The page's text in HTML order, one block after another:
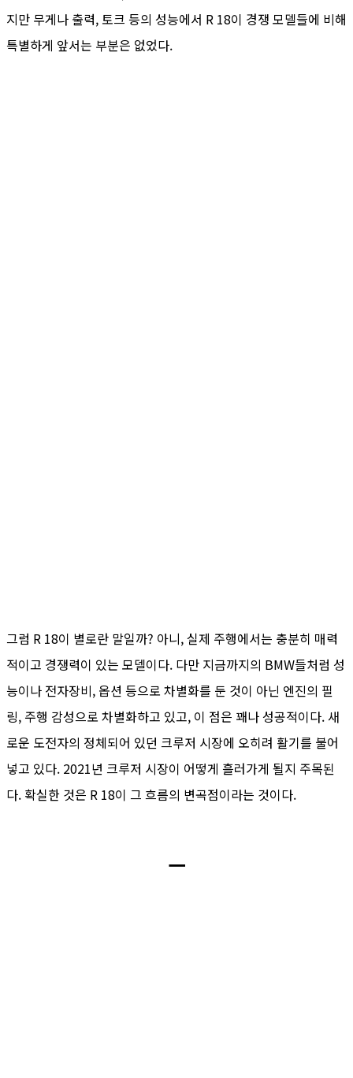
지만 무게나 출력, 토크 등의 성능에서 R 18이 경쟁 모델들에 비해
특별하게 앞서는 부분은 없었다.
그럼 R 18이 별로란 말일까? 아니, 실제 주행에서는 충분히 매력
적이고 경쟁력이 있는 모델이다. 다만 지금까지의 BMW들처럼 성
능이나 전자장비, 옵션 등으로 차별화를 둔 것이 아닌 엔진의 필
링, 주행 감성으로 차별화하고 있고, 이 점은 꽤나 성공적이다. 새
로운 도전자의 정체되어 있던 크루저 시장에 오히려 활기를 불어
넣고 있다. 2021년 크루저 시장이 어떻게 흘러가게 될지 주목된
다. 확실한 것은 R 18이 그 흐름의 변곡점이라는 것이다.
ㅡ